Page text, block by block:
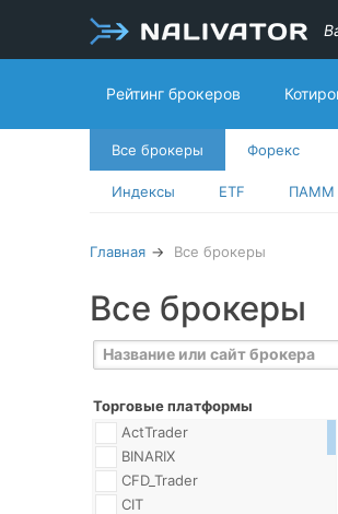
Рейтинг брокеров
Все брокеры Форекс
Индексы ETF ПАММ
Главная Все брокеры
Все брокеры
Торговые платформы
ActTrader
BINARIX
CFD_Trader
CIT